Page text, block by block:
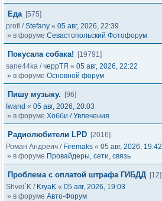
Еда [575]
profi /Stefany « 05 авг, 2026, 22:39
» в форуме Севастопольский Фотофорум
Покусала собака!
[19791]
sane44ka /черрТЯ « 05 авг, 2026, 22:22
» в форуме Основной форум
Пишу музыку.
[96]
Iwand « 05 авг, 2026, 20:03
» в форуме Хобби / Увлечения
Радиолюбители LPD [2016]
Роман Андреич / Firemaks « 05 авг, 2026, 19:42
» в форуме Провайдеры, сети, связь
Проблема с оплатой штрафа ГИБДД [12]
Shvei`K / KryaK « 05 авг, 2026, 19:03
» в форуме Авто-Форум